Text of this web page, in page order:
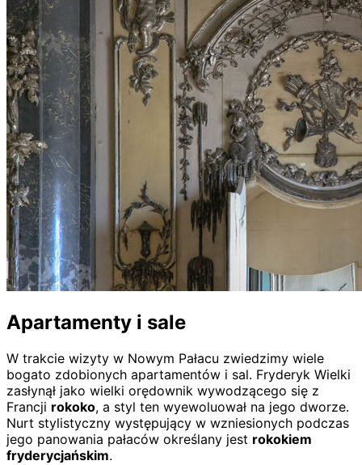
Apartamenty i sale
W trakcie wizyty w Nowym Pałacu zwiedzimy wiele
bogato zdobionych apartamentów i sal. Fryderyk Wielki
zasłynął jako wielki orędownik wywodzącego się z
Francji rokoko, a styl ten wyewoluował na jego dworze.
Nurt stylistyczny występujący w wzniesionych podczas
jego panowania pałaców określany jest rokokiem
fryderycjańskim.